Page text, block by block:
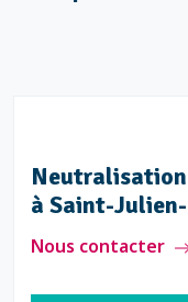
à Saint-
Nous contacter